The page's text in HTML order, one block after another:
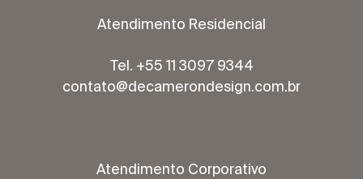
Atendimento Residencial
Tel. +55 11 3097 9344
contato@decamerondesign.com.br
Atendimento Corporativo